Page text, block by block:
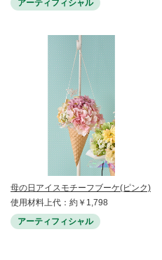
アーティフィシャル
母の日アイスモチーフブーケ(ピンク)
使用材料上代：約￥1,798
アーティフィシャル